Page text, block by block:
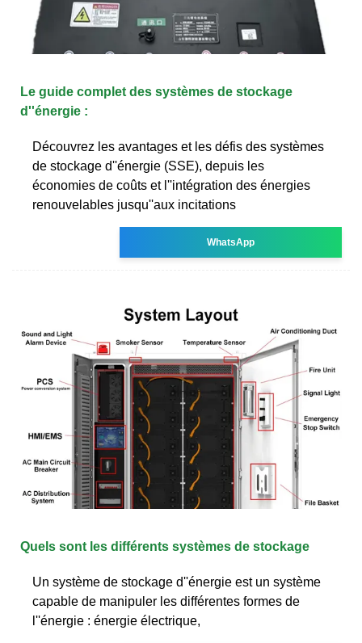
Le guide complet des systèmes de stockage
d''énergie :
Découvrez les avantages et les défis des systèmes
de stockage d''énergie (SSE), depuis les
économies de coûts et l''intégration des énergies
renouvelables jusqu''aux incitations
WhatsApp
Quels sont les différents systèmes de stockage
Un système de stockage d''énergie est un système
capable de manipuler les différentes formes de
l''énergie : énergie électrique,